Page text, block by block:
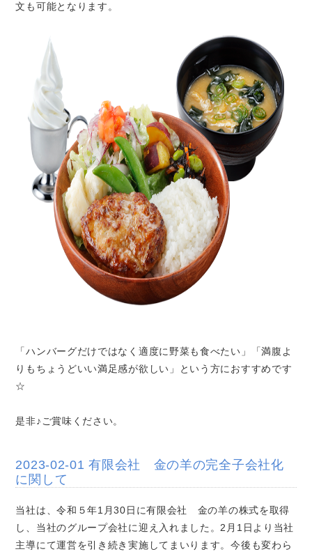
文も可能となります。
「ハンバーグだけではなく適度に野菜も食べたい」「満腹よ
りもちょうどいい満足感が欲しい」という方におすすめです
☆
是非♪ご賞味ください。
2023-02-01 有限会社 金の羊の完全子会社化
に関して
当社は、令和５年1月30日に有限会社 金の羊の株式を取得
し、当社のグループ会社に迎え入れました。2月1日より当社
主導にて運営を引き続き実施してまいります。今後も変わら